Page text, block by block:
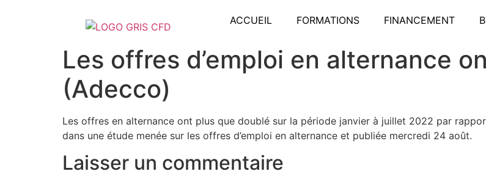
ACCUEIL FORMATIONS FINANCEMENT
Les offres d’emploi en alternance
(Adecco)
Les offres en alternance ont plus que doublé sur la période janvier à juillet 2022 par
dans une étude menée sur les offres d’emploi en alternance et publiée mercredi 24 août.
Laisser un commentaire